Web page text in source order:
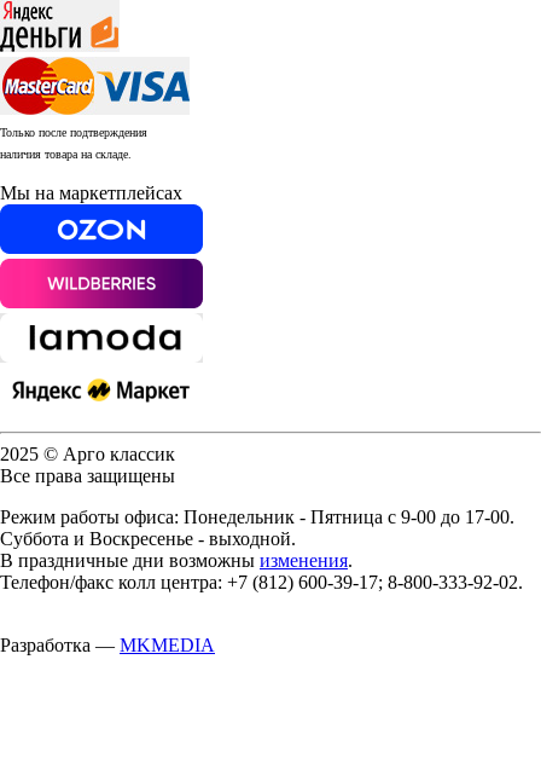
Только после подтверждения
наличия товара на складе.
Мы на маркетплейсах
2025 © Арго классик
Все права защищены
Режим работы офиса: Понедельник - Пятница с 9-00 до 17-00.
Суббота и Воскресенье - выходной.
В праздничные дни возможны изменения.
Телефон/факс колл центра: +7 (812) 600-39-17; 8-800-333-92-02.
Разработка — MKMEDIA